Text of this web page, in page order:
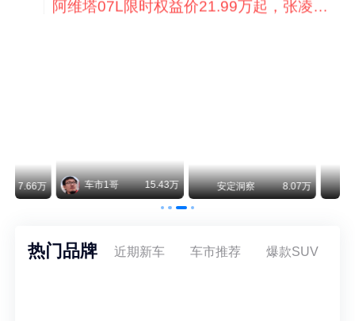
安定洞察 8.07万 智电出行 8.54万 智电出行
热门品牌 近期新车 车市推荐 爆款SUV